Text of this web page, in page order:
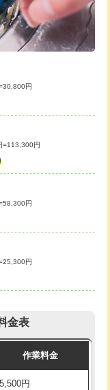
55,000円
66,000円
16,500円
現場見積
11,000円
22,000円
33,000円
22,000円+材料費
16,500円+材料費
11,000円+材料費
13,200円
16,500円
円
=113,300円
円
円
金表
作業料金
5,500円